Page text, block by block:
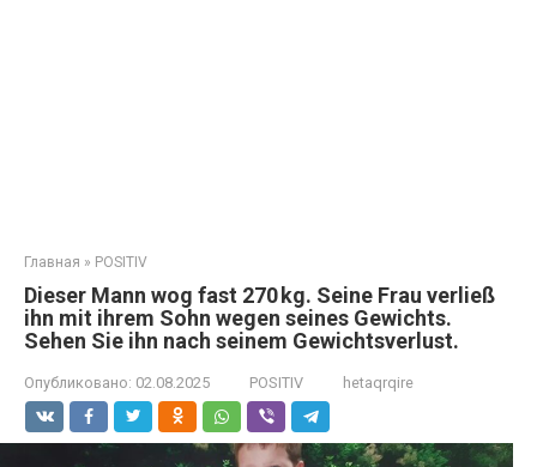
Главная » POSITIV
Dieser Mann wog fast 270 kg. Seine Frau verließ
ihn mit ihrem Sohn wegen seines Gewichts.
Sehen Sie ihn nach seinem Gewichtsverlust.
Опубликовано: 02.08.2025 POSITIV hetaqrqire